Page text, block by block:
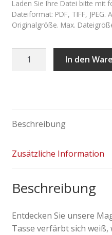
Laden Sie Ihre Datei bitte mit
Dateiformat: PDF, TIFF,
Originalgröße. Max.
Magic
In den
Beschreibung
Zusätzliche Information
Beschreibung
Entdecken Sie unsere
Tasse verfärbt sich